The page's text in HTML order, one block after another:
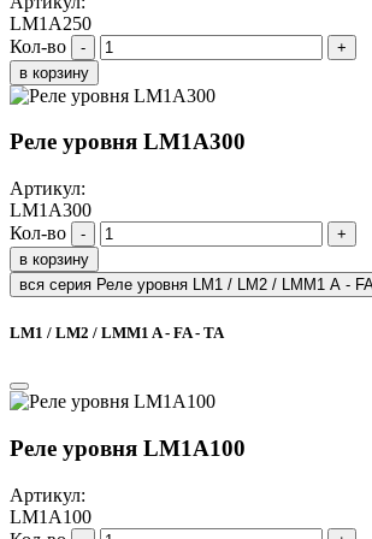
LM1A250
Кол-во
-
+
в корзину
Реле уровня LM1A300
Артикул:
LM1A300
Кол-во
-
+
в корзину
вся серия Реле уровня LM1 / LM2 / LMM1 A -
LM1 / LM2 / LMM1 A - FA - TA
Реле уровня LM1A100
Артикул:
LM1A100